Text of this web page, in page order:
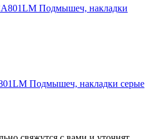
Подмышеч, накладки серые